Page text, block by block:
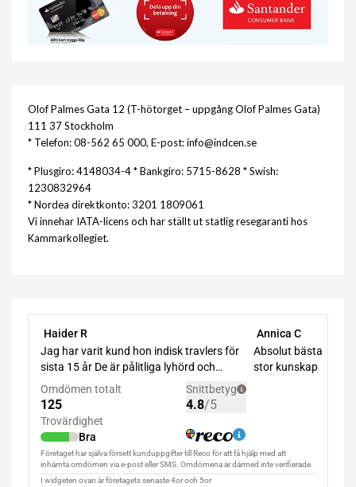
Olof Palmes Gata 12 (T-hötorget – uppgång Olof Palmes Gata)
111 37 Stockholm
* Telefon: 08-562 65 000, E-post: info@indcen.se
* Plusgiro: 4148034-4 * Bankgiro: 5715-8628 * Swish:
1230832964
* Nordea direktkonto: 3201 1809061
Vi innehar IATA-licens och har ställt ut statlig resegaranti hos
Kammarkollegiet.